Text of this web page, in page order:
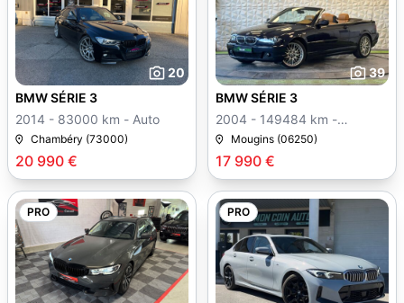
20
20 990 €
BMW SÉRIE 3
2014 - 83000 km - Auto
Chambéry (73000)
39
17 990 €
BMW SÉRIE 3
2004 - 149484 km -
Manuelle
Mougins (06250)
PRO PRO